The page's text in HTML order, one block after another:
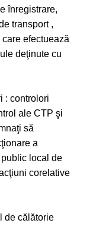
înregistrare,
transport ,
efectuează
deţinute cu
: controlori
ale CTP şi
să
a
local de
corelative
de călătorie